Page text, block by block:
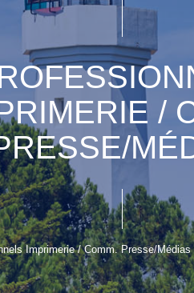
/
Imprimerie / Comm. Presse/